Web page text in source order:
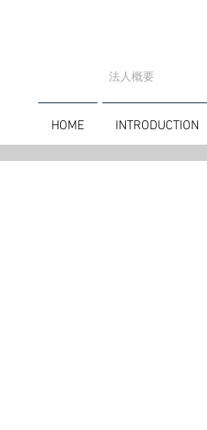
法人概要
HOME INTRODUCTION